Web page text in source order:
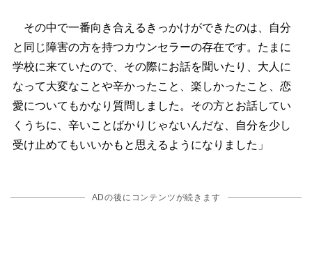
その中で一番向き合えるきっかけができたのは、自分
と同じ障害の方を持つカウンセラーの存在です。たまに
学校に来ていたので、その際にお話を聞いたり、大人に
なって大変なことや辛かったこと、楽しかったこと、恋
愛についてもかなり質問しました。その方とお話してい
くうちに、辛いことばかりじゃないんだな、自分を少し
受け止めてもいいかもと思えるようになりました」
ADの後にコンテンツが続きます